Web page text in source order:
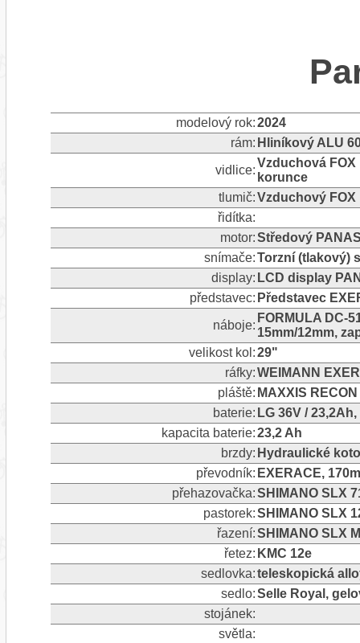
modelový rok:2024
rám: Hliníkový ALU
vidlice:
Vzduchová FOX
korunce
tlumič:Vzduchový FOX
řidítka:
motor:Středový
snímače:Torzní (tlakový)
display: LCD display
představec: Představec
náboje:
FORMULA DC-
15mm/12mm,
velikost kol:29"
ráfky:WEIMANN
pláště: MAXXIS
baterie: LG 36V /
kapacita baterie:23,2 Ah
brzdy: Hydraulické
převodník: EXERACE,
přehazovačka:SHIMANO SLX
pastorek:SHIMANO SLX
řazení:SHIMANO SLX
řetez: KMC 12e
sedlovka:teleskopická
sedlo:Selle Royal,
stojánek:
světla: